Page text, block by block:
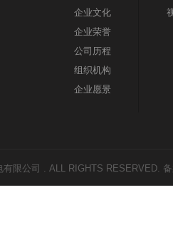
企业文化
企业荣誉
公司历程
组织机构
企业愿景
限公司 . ALL RIGHTS RESERVED.